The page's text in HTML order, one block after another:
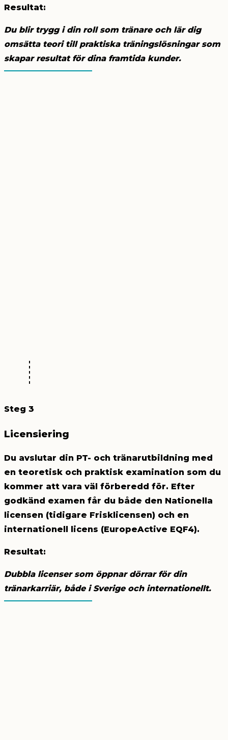
Resultat:
Du blir trygg i din roll som tränare och lär dig
omsätta teori till praktiska träningslösningar som
skapar resultat för dina framtida kunder.
Steg 3
Licensiering
Du avslutar din PT- och tränarutbildning med
en teoretisk och praktisk examination som du
kommer att vara väl förberedd för. Efter
godkänd examen får du både den Nationella
licensen (tidigare Frisklicensen) och en
internationell licens (EuropeActive EQF4).
Resultat:
Dubbla licenser som öppnar dörrar för din
tränarkarriär, både i Sverige och internationellt.